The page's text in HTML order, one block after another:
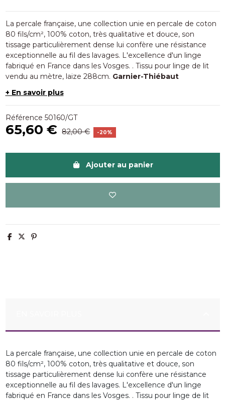
La percale française, une collection unie en percale de coton
80 fils/cm², 100% coton, très qualitative et douce, son
tissage particulièrement dense lui confère une résistance
exceptionnelle au fil des lavages. L'excellence d'un linge
fabriqué en France dans les Vosges. . Tissu pour linge de lit
vendu au mètre, laize 288cm. Garnier-Thiébaut
+ En savoir plus
Référence 50160/GT
65,60 € 82,00 € -20%
Ajouter au panier
La percale française, une collection unie en percale de coton
80 fils/cm², 100% coton, très qualitative et douce, son
tissage particulièrement dense lui confère une résistance
exceptionnelle au fil des lavages. L'excellence d'un linge
fabriqué en France dans les Vosges. . Tissu pour linge de lit